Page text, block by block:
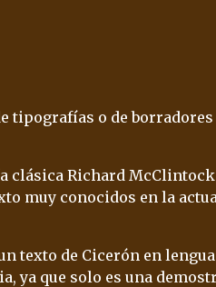
tipografías o de borradores
Richard McClintock
texto de Cicerón en lengua
ya que solo es una